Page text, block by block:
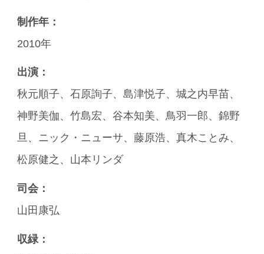
制作年：
2010年
出演：
秋元順子、石原詢子、島津悦子、城之内早苗、
神野美伽、竹島宏、谷本知美、鳥羽一郎、錦野
旦、ニック・ニューサ、藤原浩、真木ことみ、
松原健之、山本リンダ
司会：
山田康弘
収緑：